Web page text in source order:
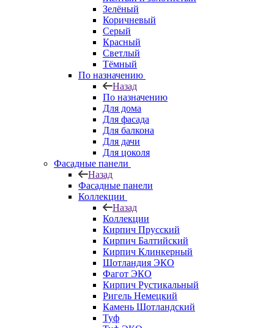
Зелёный
Коричневый
Серый
Красный
Светлый
Тёмный
По назначению
Назад
По назначению
Для дома
Для фасада
Для балкона
Для дачи
Для цоколя
Фасадные панели
Назад
Фасадные панели
Коллекции
Назад
Коллекции
Кирпич Прусский
Кирпич Балтийский
Кирпич Клинкерный
Шотландия ЭКО
Фагот ЭКО
Кирпич Рустикальный
Ригель Немецкий
Камень Шотландский
Туф